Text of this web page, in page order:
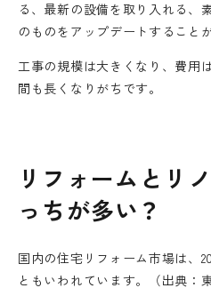
る、最新の設備を取り入れる、
のものをアップデートすること
工事の規模は大きくなり、費用
間も長くなりがちです。
リフォームとリ
っちが多い？
国内の住宅リフォーム市場は、
ともいわれています。（出典：